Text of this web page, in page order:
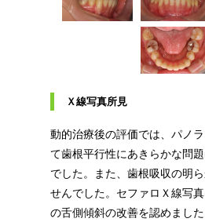
Ｘ線写真所見
動的治療後の評価では、パノ
て歯根平行性にあきらかな問
でした。また、歯根吸収の明
せんでした。セファロＸ線写
の舌側傾斜の改善を認めました